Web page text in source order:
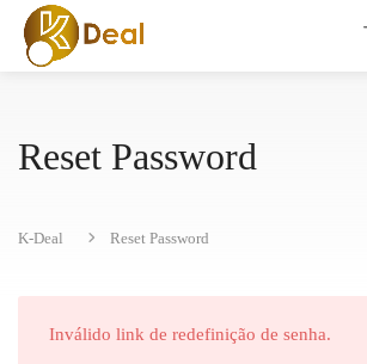
Reset Password
K-Deal Reset Password
Inválido link de redefinição de senha.